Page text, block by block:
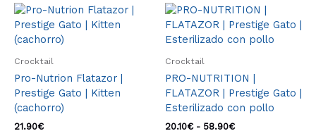
Crocktail
Pro-Nutrion Flatazor |
Prestige Gato | Kitten
(cachorro)
21.90€
producto
variantes.
opciones
pueden
Crocktail
PRO-NUTRITION |
FLATAZOR | Prestige Gato |
Esterilizado con pollo
20.10€ - 58.90€
Rango
precios:
desde
58.90€